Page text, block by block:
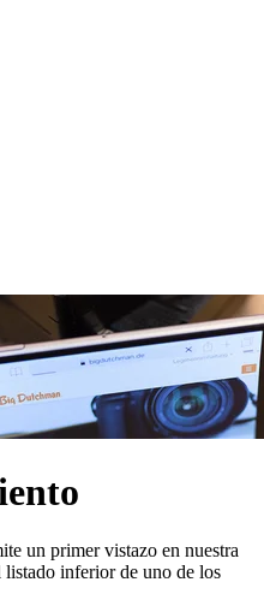
un primer vistazo en nuestra
listado inferior de uno de los